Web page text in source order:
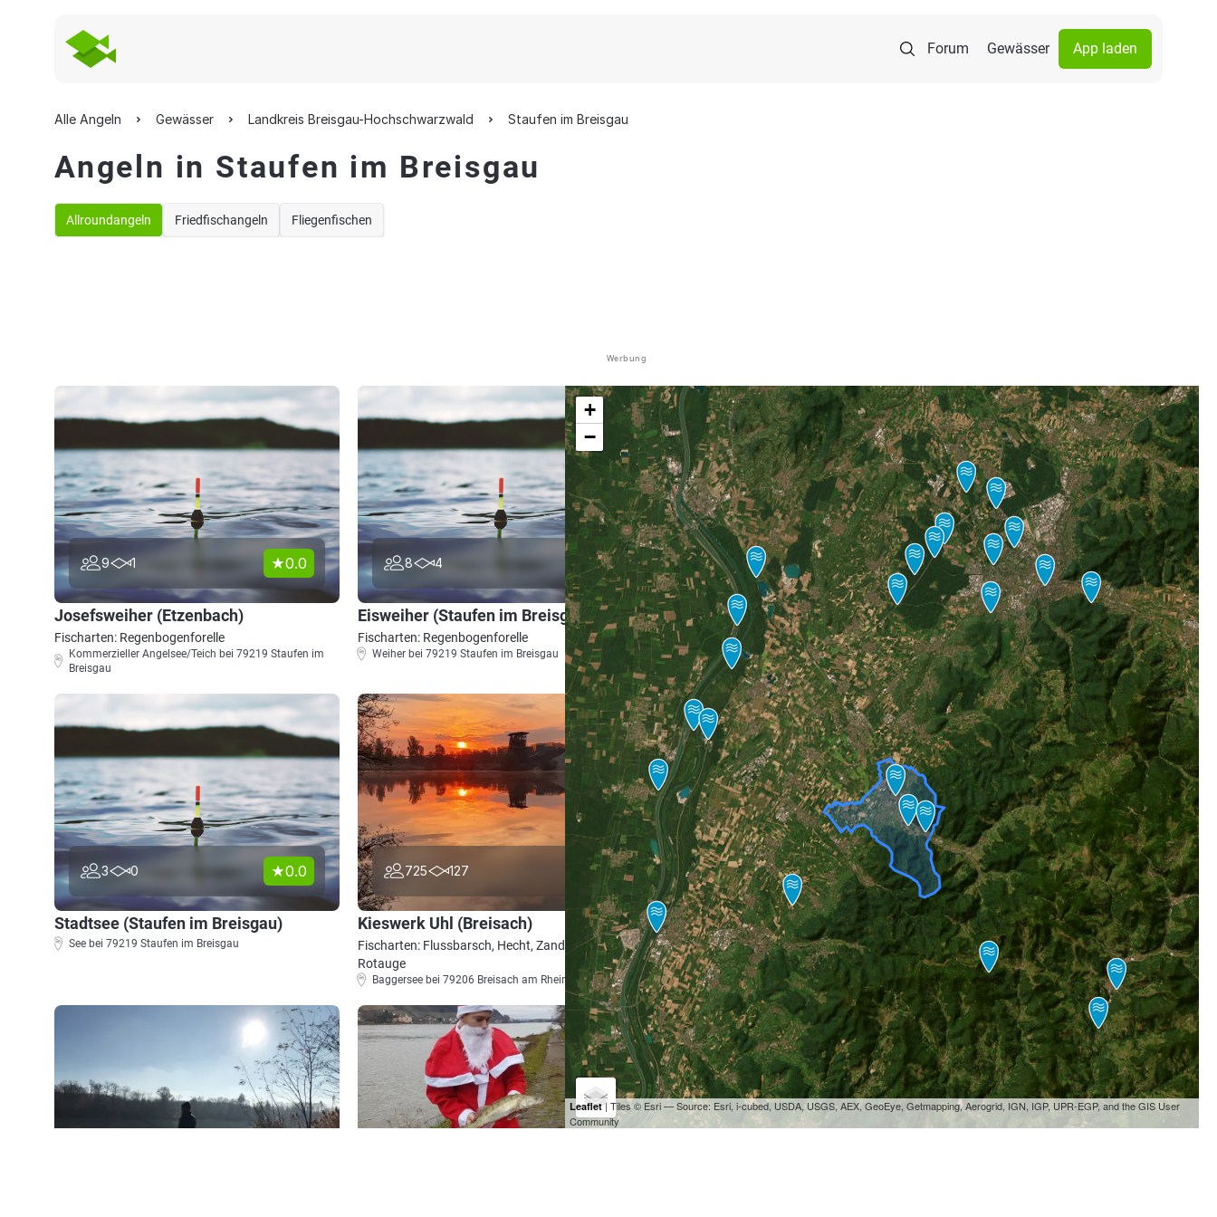
Forum Gewässer App laden
Alle Angeln Gewässer Landkreis Breisgau-Hochschwarzwald Staufen im Breisgau
Angeln in Staufen im Breisgau
Allroundangeln Friedfischangeln Fliegenfischen
Werbung
9 1 0.0
Josefsweiher (Etzenbach)
Fischarten: Regenbogenforelle
Kommerzieller Angelsee/Teich bei 79219 Staufen im
Breisgau
8 4 0.0
Eisweiher (Staufen im Breisgau)
Fischarten: Regenbogenforelle
Weiher bei 79219 Staufen im Breisgau
3 0 0.0
Stadtsee (Staufen im Breisgau)
See bei 79219 Staufen im Breisgau
725 127 4.4
Kieswerk Uhl (Breisach)
Fischarten: Flussbarsch, Hecht, Zander, Karpfen,
Rotauge
Baggersee bei 79206 Breisach am Rhein
+
−
Leaflet| Tiles © Esri — Source: Esri, i-cubed, USDA, USGS, AEX, GeoEye, Getmapping, Aerogrid, IGN, IGP, UPR-EGP, and the GIS User
Community